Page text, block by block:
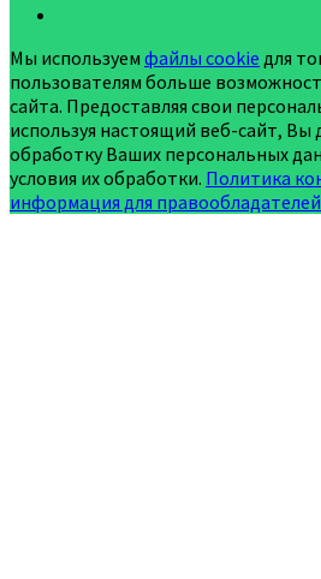
Мы используем файлы cookie для
пользователям больше
сайта. Предоставляя свои
используя настоящий веб-сайт, Вы
обработку Ваших персональных
условия их обработки. Политика
информация для правообладателей